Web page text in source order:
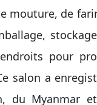
mouture, de
endroits pour
salon a
du Myanmar